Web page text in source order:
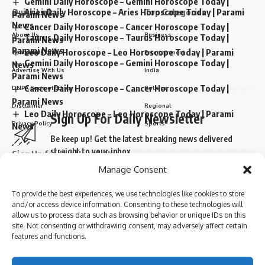
Manage Consent
To provide the best experiences, we use technologies like cookies to store
and/or access device information. Consenting to these technologies will
allow us to process data such as browsing behavior or unique IDs on this
site. Not consenting or withdrawing consent, may adversely affect certain
features and functions.
Parami News
Cancer Daily Horoscope – Cancer Horoscope Today |
Parami News
Leo Daily Horoscope – Leo Horoscope Today | Parami
News
Sign Up For Daily Newsletter
Be keep up! Get the latest breaking news delivered
straight to your inbox.
I have read and agree to the terms & conditions
By signing up, you agree to our
Aries Daily Horoscope – Aries Horoscope Today | Parami
News
Taurus Daily Horoscope – Taurus Horoscope Today |
Parami News
Gemini Daily Horoscope – Gemini Horoscope Today |
Parami News
Cancer Daily Horoscope – Cancer Horoscope Today |
Parami News
Leo Daily Horoscope – Leo Horoscope Today | Parami
News
Be keep up! Get the latest breaking news delivered
straight to your inbox.
Quick Link
About Us
Contact Us
Advertise With Us
DNPA Code of Ethics
Disclaimer
Privacy Policy
Top Categories
Business
Entertainment
India
Politics
Regional
Sports
Sign Up for Our Newsletter
Subscribe to our newsletter to get our newest articles instantly!
I have read and agree to the terms & conditions